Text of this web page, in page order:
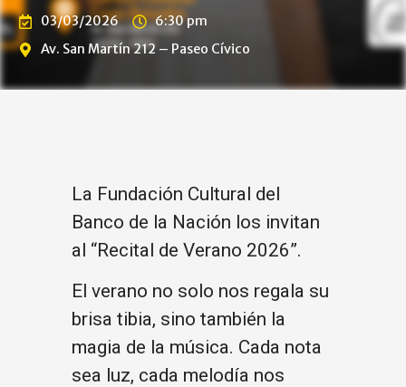
03/03/2026
6:30 pm
Av. San Martín 212 – Paseo Cívico
La Fundación Cultural del
Banco de la Nación los invitan
al “Recital de Verano 2026”.
El verano no solo nos regala su
brisa tibia, sino también la
magia de la música. Cada nota
sea luz, cada melodía nos